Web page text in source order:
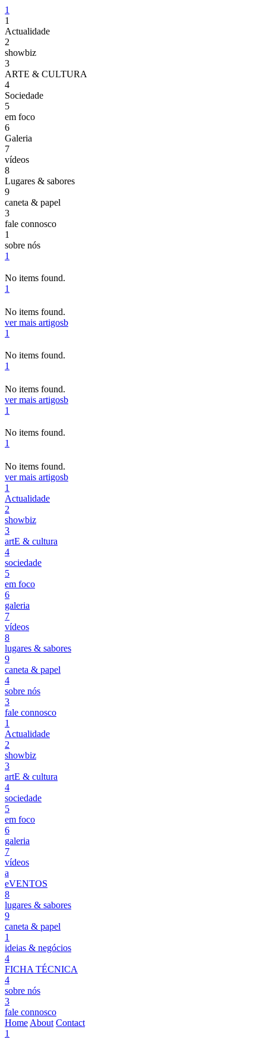
1
1
Actualidade
2
showbiz
3
ARTE & CULTURA
4
Sociedade
5
em foco
6
Galeria
7
vídeos
8
Lugares & sabores
9
caneta & papel
3
fale connosco
1
sobre nós
1
No items found.
1
No items found.
ver mais artigosb
1
No items found.
1
No items found.
ver mais artigosb
1
No items found.
1
No items found.
ver mais artigosb
1
Actualidade
2
showbiz
3
artE & cultura
4
sociedade
5
em foco
6
galeria
7
vídeos
8
lugares & sabores
9
caneta & papel
4
sobre nós
3
fale connosco
1
Actualidade
2
showbiz
3
artE & cultura
4
sociedade
5
em foco
6
galeria
7
vídeos
a
eVENTOS
8
lugares & sabores
9
caneta & papel
1
ideias & negócios
4
FICHA TÉCNICA
4
sobre nós
3
fale connosco
Home About Contact
1